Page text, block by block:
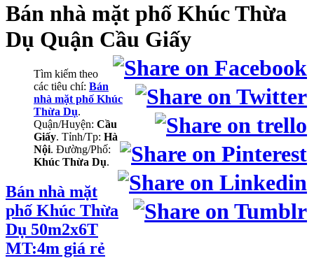
Bán nhà mặt phốKhúc Thừa
Dụ Quận Cầu Giấy
Tìm kiếm theo
các tiêu chí: Bán
nhà mặt phố Khúc
Thừa Dụ.
Quận/Huyện: Cầu
Giấy. Tỉnh/Tp: Hà
Nội. Đường/Phố:
Khúc Thừa Dụ.
Bán nhà mặt
phố Khúc Thừa
Dụ 50m2x6T
MT:4m giá rẻ